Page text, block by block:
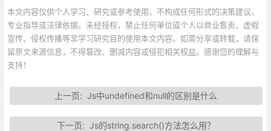
本文内容仅供个人学习、研究或参考使用，不构成任何形式的决策建议、
专业指导或法律依据。未经授权，禁止任何单位或个人以商业售卖、虚假
宣传、侵权传播等非学习研究目的使用本文内容。如需分享或转载，请保
留原文来源信息，不得篡改、删减内容或侵犯相关权益。感谢您的理解与
支持！
上一页:Js中undefined和null的区别是什么
下一页: Js的string.search()方法怎么用？